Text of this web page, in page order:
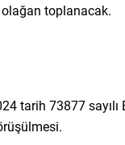
toplanacak.
tarih 73877 sayılı